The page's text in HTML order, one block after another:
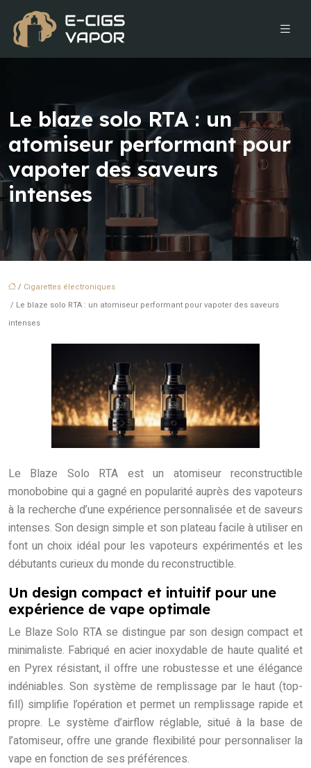
Le blaze solo RTA : un
atomiseur performant pour
vapoter des saveurs
intenses
/ Cigarettes électroniques
/ Le blaze solo RTA : un atomiseur performant pour vapoter des saveurs
intenses
Le Blaze Solo RTA est un atomiseur reconstructible
monobobine qui a gagné en popularité auprès des vapoteurs
à la recherche d’une expérience personnalisée et de saveurs
intenses. Son design simple et son plateau facile à utiliser en
font un choix idéal pour les vapoteurs expérimentés et les
débutants curieux du monde du reconstructible.
Un design compact et intuitif pour une
expérience de vape optimale
Le Blaze Solo RTA se distingue par son design compact et
minimaliste. Fabriqué en acier inoxydable de haute qualité et
en Pyrex résistant, il offre une robustesse et une élégance
indéniables. Son système de remplissage par le haut (top-
fill) simplifie l’opération et permet un remplissage rapide et
propre. Le système d’airflow réglable, situé à la base de
l’atomiseur, offre une grande flexibilité pour personnaliser la
vape en fonction de ses préférences.